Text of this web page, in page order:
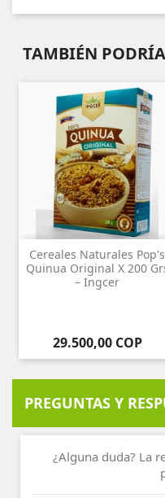
TAMBIÉN
Cereales Naturales Pop's
Quinua Original X 200
– Ingcer
Precio
29.500,00 COP
PREGUNTAS Y
¿Alguna duda? La